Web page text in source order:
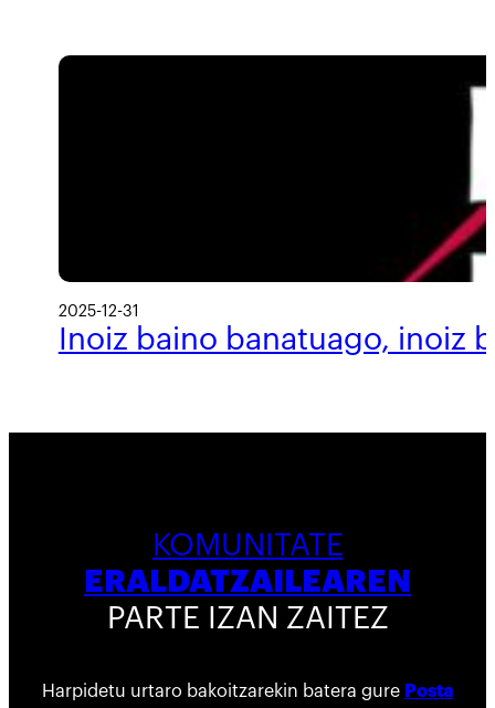
2025-12-31
Inoiz baino banatuago, inoiz
KOMUNITATE
ERALDATZAILEAREN
PARTE IZAN ZAITEZ
Harpidetu urtaro bakoitzarekin batera gure Posta